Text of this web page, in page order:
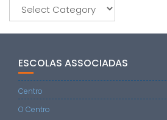
ESCOLAS ASSOCIADAS
Centro
O Centro